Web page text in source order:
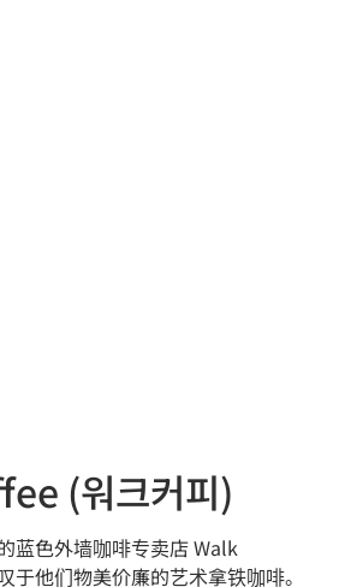
(워크커피)
蓝色外墙咖啡专卖店 Walk
于他们物美价廉的艺术拿铁咖啡。